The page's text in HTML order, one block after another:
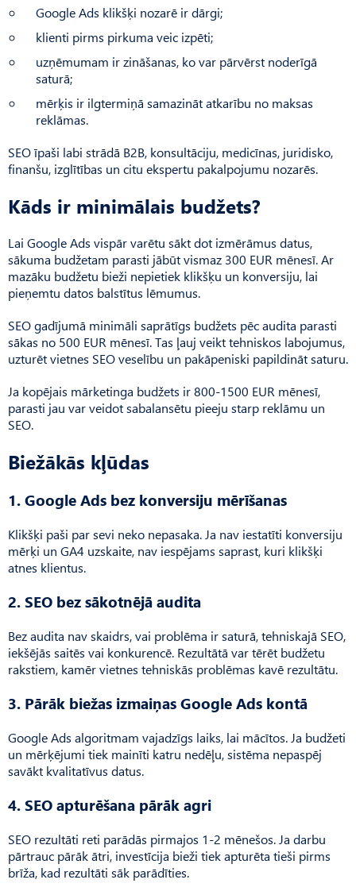
Google Ads klikšķi nozarē ir dārgi;
klienti pirms pirkuma veic izpēti;
uzņēmumam ir zināšanas, ko var pārvērst noderīgā
saturā;
mērķis ir ilgtermiņā samazināt atkarību no maksas
reklāmas.
SEO īpaši labi strādā B2B, konsultāciju, medicīnas, juridisko,
finanšu, izglītības un citu ekspertu pakalpojumu nozarēs.
Kāds ir minimālais budžets?
Lai Google Ads vispār varētu sākt dot izmērāmus datus,
sākuma budžetam parasti jābūt vismaz 300 EUR mēnesī. Ar
mazāku budžetu bieži nepietiek klikšķu un konversiju, lai
pieņemtu datos balstītus lēmumus.
SEO gadījumā minimāli saprātīgs budžets pēc audita parasti
sākas no 500 EUR mēnesī. Tas ļauj veikt tehniskos labojumus,
uzturēt vietnes SEO veselību un pakāpeniski papildināt saturu.
Ja kopējais mārketinga budžets ir 800-1500 EUR mēnesī,
parasti jau var veidot sabalansētu pieeju starp reklāmu un
SEO.
Biežākās kļūdas
1. Google Ads bez konversiju mērīšanas
Klikšķi paši par sevi neko nepasaka. Ja nav iestatīti konversiju
mērķi un GA4 uzskaite, nav iespējams saprast, kuri klikšķi
atnes klientus.
2. SEO bez sākotnējā audita
Bez audita nav skaidrs, vai problēma ir saturā, tehniskajā SEO,
iekšējās saitēs vai konkurencē. Rezultātā var tērēt budžetu
rakstiem, kamēr vietnes tehniskās problēmas kavē rezultātu.
3. Pārāk biežas izmaiņas Google Ads kontā
Google Ads algoritmam vajadzīgs laiks, lai mācītos. Ja budžeti
un mērķējumi tiek mainīti katru nedēļu, sistēma nepaspēj
savākt kvalitatīvus datus.
4. SEO apturēšana pārāk agri
SEO rezultāti reti parādās pirmajos 1-2 mēnešos. Ja darbu
pārtrauc pārāk ātri, investīcija bieži tiek apturēta tieši pirms
brīža, kad rezultāti sāk parādīties.